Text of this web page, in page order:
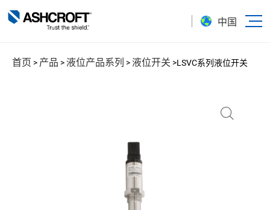
中国
首页 > 产品 > 液位产品系列 > 液位开关 >LSVC系列液位开关